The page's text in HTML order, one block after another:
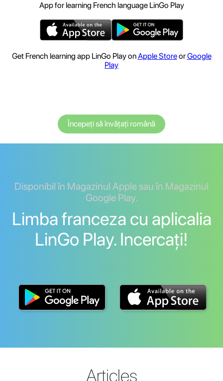
App for learning French language LinGo Play
Get French learning app LinGo Play onApple StoreorGoogle
Play
Începeți să învățați română
Disponibil în Magazinul Apple sau în Magazinul
Google Play.
Limba franceza cu aplicalia
LinGo Play. Incercați!
Articles